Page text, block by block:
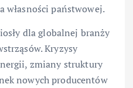
własności państwowej.
dla globalnej branży
Kryzysy
zmiany struktury
nowych producentów